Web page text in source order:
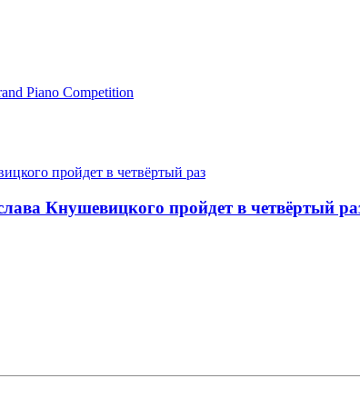
Piano Competition
Кнушевицкого пройдет в четвёртый